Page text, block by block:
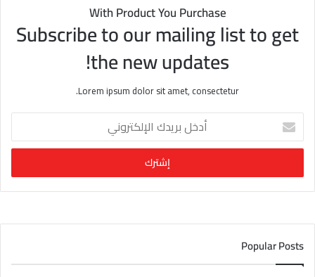
With Product You Purchase
Subscribe to our mailing list to get
the new updates!
Lorem ipsum dolor sit amet, consectetur.
خ
ب
ر
د
ا
ل
Popular Posts